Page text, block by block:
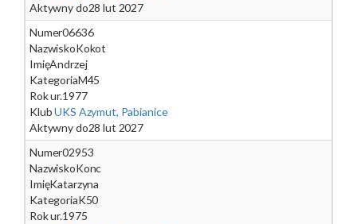
Aktywny do28 lut 2027
Numer06636
NazwiskoKokot
ImięAndrzej
KategoriaM45
Rok ur.1977
KlubUKS Azymut, Pabianice
Aktywny do28 lut 2027
Numer02953
NazwiskoKonc
ImięKatarzyna
KategoriaK50
Rok ur.1975